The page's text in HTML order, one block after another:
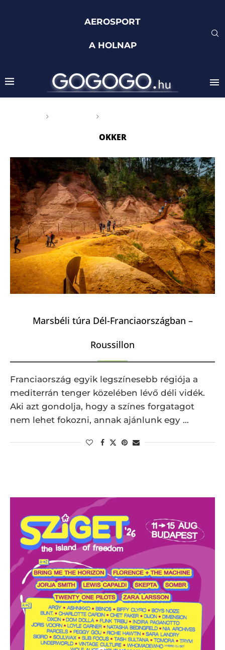
AEROSPORT
A HOLNAP
OKKER
Marsbéli túra Dél-Franciaországban –
Roussillon
Franciaország egyik legszínesebb régiója a
mediterrán tenger közelében lévő déli vidék.
Aki azt gondolja, hogy a színes forgatagot
nem lehet fokozni, annak ajánlunk egy …